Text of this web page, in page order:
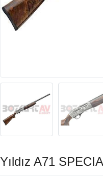
Yıldız A71